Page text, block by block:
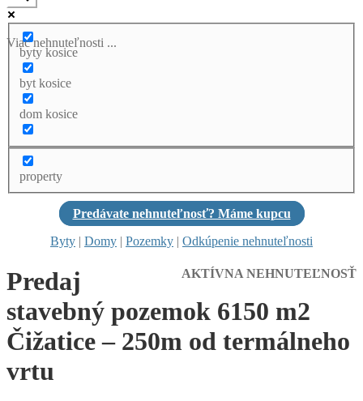
Viac nehnuteľnosti ...
byty kosice
byt kosice
dom kosice
property
Predávate nehnuteľnosť? Máme kupcu
Byty | Domy | Pozemky | Odkúpenie nehnuteľnosti
AKTÍVNA NEHNUTEĽNOSŤ
Predaj
stavebný pozemok 6150 m2
Čižatice – 250m od termálneho
vrtu